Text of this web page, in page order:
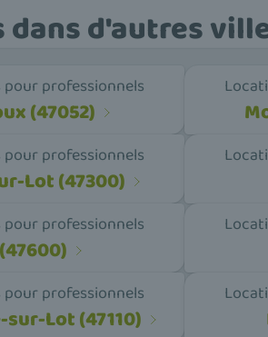
d'autres
professionnels
(47052)
professionnels
Lot (47300)
professionnels
professionnels
Lot (47110)